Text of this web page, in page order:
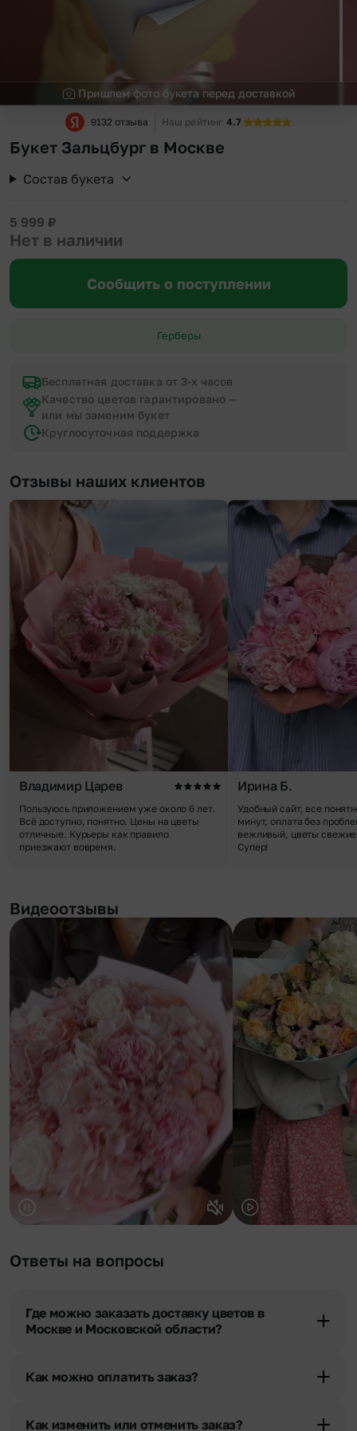
Пришлем фото букета перед доставкой
9132 отзыва Наш рейтинг 4.7
Букет Зальцбург в Москве
Состав букета
5 999 ₽
Нет в наличии
Сообщить о поступлении
Герберы
Бесплатная доставка от 3-х часов
Качество цветов гарантировано —
или мы заменим букет
Круглосуточная поддержка
Отзывы наших клиентов
Владимир Царев
Пользуюсь приложением уже около 6 лет.
Всё доступно, понятно. Цены на цветы
отличные. Курьеры как правило
приезжают вовремя.
Ирина Б.
Удобный сайт, все
минут, оплата без
вежливый, цветы
Супер!
Видеоотзывы
Ответы на вопросы
Где можно заказать доставку цветов в
Москве и Московской области?
Как можно оплатить заказ?
Наличными.
Как изменить или отменить заказ?